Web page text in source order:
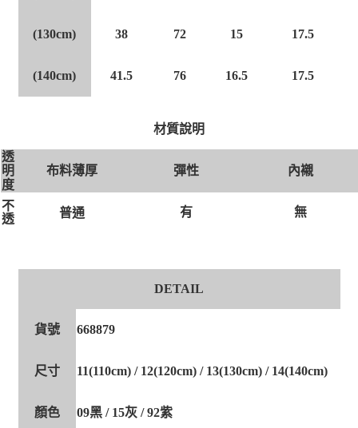
(130cm) 38 72 15 17.5
(140cm) 41.5 76 16.5 17.5
材質說明
透
明
度
布料薄厚 彈性 內襯
不
透
普通 有 無
DETAIL
貨號 668879
尺寸 11(110cm) / 12(120cm) / 13(130cm) / 14(140cm)
顏色 09黑 / 15灰 / 92紫